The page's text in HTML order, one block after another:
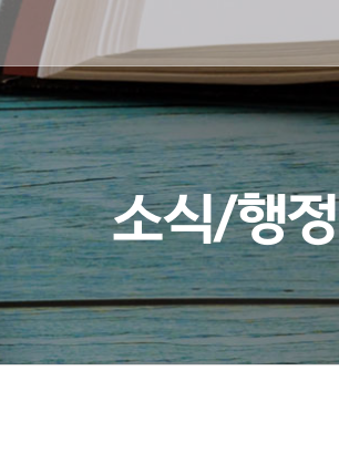
소식/행정